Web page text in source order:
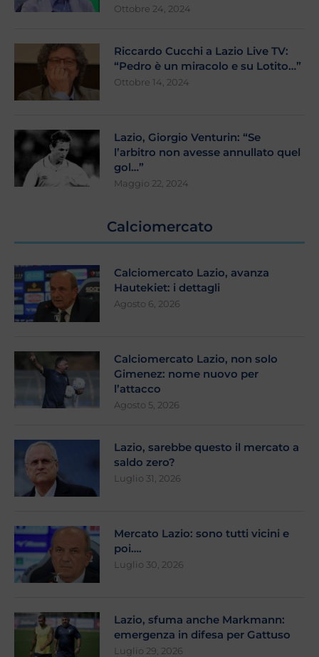
Ottobre 24, 2024
Riccardo Cucchi a Lazio Live TV:
“Pedro è un miracolo e su Lotito…”
Ottobre 14, 2024
Lazio, Giorgio Venturin: “Se
l’arbitro non avesse annullato quel
gol…”
Maggio 22, 2024
Calciomercato
Calciomercato Lazio, avanza
Hautekiet: i dettagli
Agosto 6, 2026
Calciomercato Lazio, non solo
Gimenez: nome nuovo per
l’attacco
Agosto 5, 2026
Lazio, sarebbe questo il mercato a
saldo zero?
Luglio 31, 2026
Mercato Lazio: sono tutti vicini e
poi….
Luglio 30, 2026
Lazio, sfuma anche Markmann:
emergenza in difesa per Gattuso
Luglio 29, 2026